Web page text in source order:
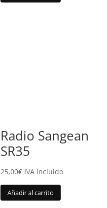
Radio Sangean
SR35
25,00€ IVA Incluido
Añadir al carrito